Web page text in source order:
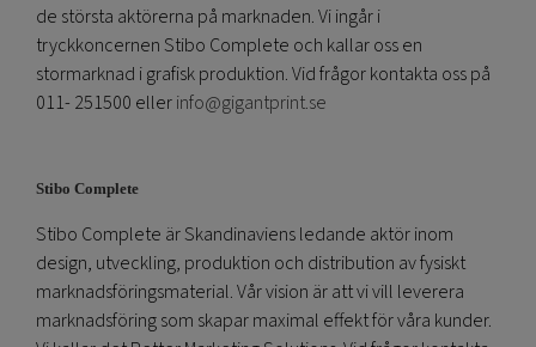
de största aktörerna på marknaden. Vi ingår i
tryckkoncernen Stibo Complete och kallar oss en
stormarknad i grafisk produktion. Vid frågor kontakta oss på
011- 251500 ellerinfo@gigantprint.se
Stibo Complete
Stibo Complete är Skandinaviens ledande aktör inom
design, utveckling, produktion och distribution av fysiskt
marknadsföringsmaterial. Vår vision är att vi vill leverera
marknadsföring som skapar maximal effekt för våra kunder.